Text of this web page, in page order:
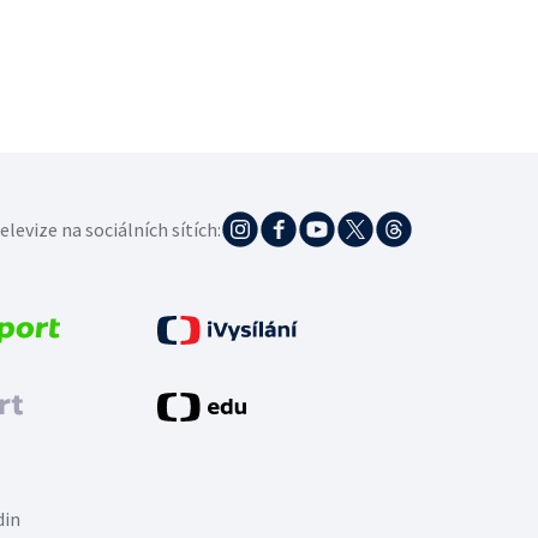
na sociálních sítích: